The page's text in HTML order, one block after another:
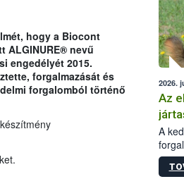
hogy a Biocont
ALGINURE® nevű
engedélyét 2015.
forgalmazását és
forgalomból történő
2026.
Az
A